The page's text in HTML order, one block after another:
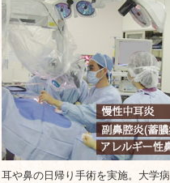
耳や鼻の日帰り手術を実施。大学病